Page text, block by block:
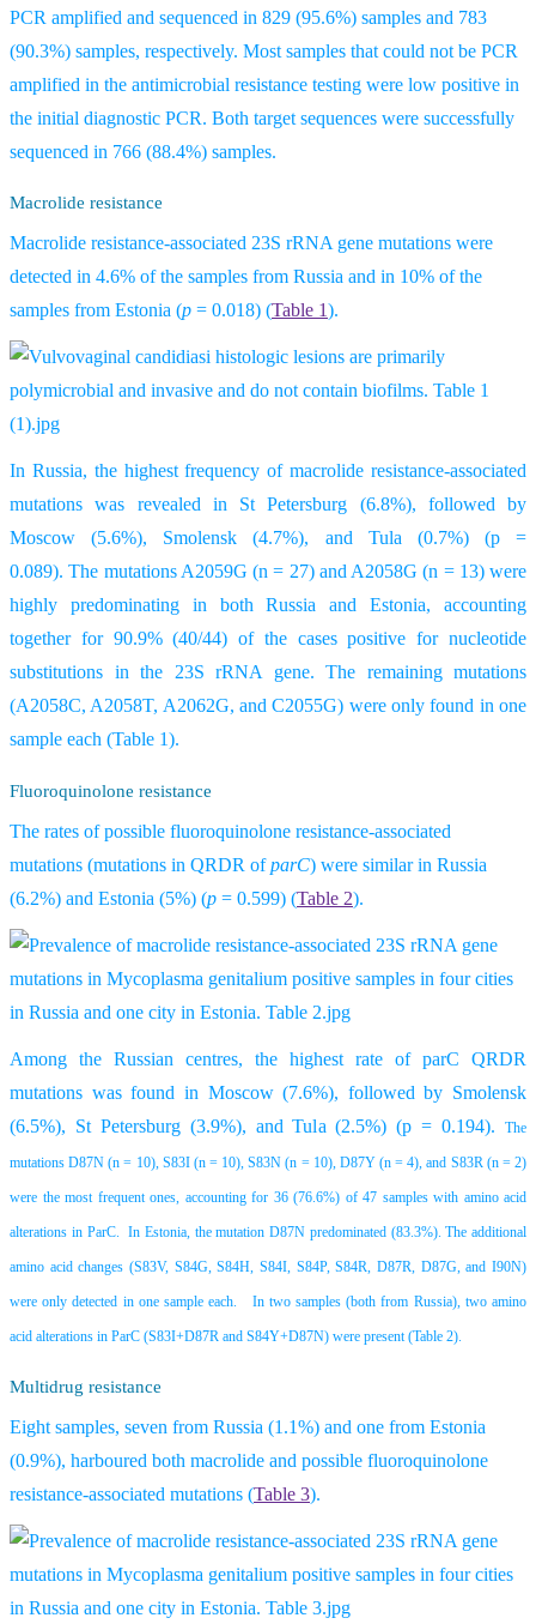
PCR amplified and sequenced in 829 (95.6%) samples and 783
(90.3%) samples, respectively. Most samples that could not be PCR
amplified in the antimicrobial resistance testing were low positive in
the initial diagnostic PCR. Both target sequences were successfully
sequenced in 766 (88.4%) samples.
Macrolide resistance
Macrolide resistance-associated 23S rRNA gene mutations were
detected in 4.6% of the samples from Russia and in 10% of the
samples from Estonia (p = 0.018) (Table 1).
In Russia, the highest frequency of macrolide resistance-associated
mutations was revealed in St Petersburg (6.8%), followed by
Moscow (5.6%), Smolensk (4.7%), and Tula (0.7%) (p =
0.089). The mutations A2059G (n = 27) and A2058G (n = 13) were
highly predominating in both Russia and Estonia, accounting
together for 90.9% (40/44) of the cases positive for nucleotide
substitutions in the 23S rRNA gene. The remaining mutations
(A2058C, A2058T, A2062G, and C2055G) were only found in one
sample each (Table 1).
Fluoroquinolone resistance
The rates of possible fluoroquinolone resistance-associated
mutations (mutations in QRDR ofparC) were similar in Russia
(6.2%) and Estonia (5%) (p = 0.599) (Table 2).
Among the Russian centres, the highest rate of parC QRDR
mutations was found in Moscow (7.6%), followed by Smolensk
(6.5%), St Petersburg (3.9%), and Tula (2.5%) (p = 0.194).
The
mutations D87N (n = 10), S83I (n = 10), S83N (n = 10), D87Y (n = 4), and S83R (n = 2)
were the most frequent ones, accounting for 36 (76.6%) of 47 samples with amino acid
alterations in ParC. In Estonia, the mutation D87N predominated (83.3%). The additional
amino acid changes (S83V, S84G, S84H, S84I, S84P, S84R, D87R, D87G, and I90N)
were only detected in one sample each. In two samples (both from Russia), two amino
acid alterations in ParC (S83I+D87R and S84Y+D87N) were present (Table 2).
Multidrug resistance
Eight samples, seven from Russia (1.1%) and one from Estonia
(0.9%), harboured both macrolide and possible fluoroquinolone
resistance-associated mutations (Table 3).